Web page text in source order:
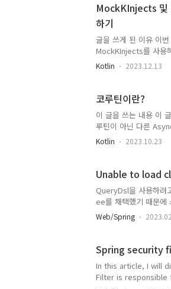
스" 쓰는 이유가 뭐냐
한다고 이야기할 것 같
링 웹플럭스를 사용하
발췌해서 ..
MockKInjects 및
하기
글을 쓰게 된 이유 이
MockKInjects를 사용
클래스 생성자의 실행
클래스 생성자를 호출
오류 메시지는 다음
parameter [%s] in
이슈였는데, 저같은 ..
Kotlin 2023.12.13
코루틴이란?
이 글을 쓰는 내용 이
루틴이 아닌 다른
리고자 썼다. 특히
드에서 처리하면 쓰레
기법이라고 설명했을
Kotlin 2023.10.23
Unable to load
QueryDsl을 사용하
ee를 채택했기 때문에
에러라고 생각이 들었
시해서 문제를 해결
"com.queryds..
Web/Spring
Spring security
In this article, I will
Filter is responsible